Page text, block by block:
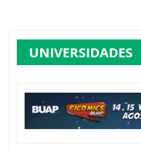
UNIVERSIDADES